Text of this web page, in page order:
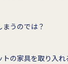
うのでは？
の家具を取り入